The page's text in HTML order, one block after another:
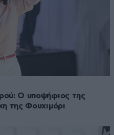
Ο υποψήφιος της
της Φουχιμόρι